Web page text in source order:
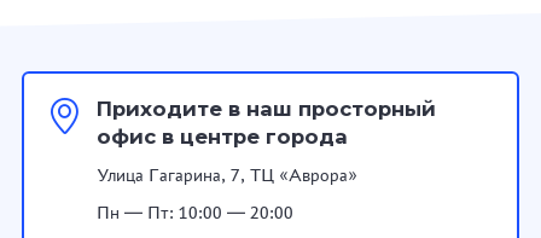
Приходите в наш просторный
офис в центре города
Улица Гагарина, 7, ТЦ «Аврора»
Пн — Пт: 10:00 — 20:00